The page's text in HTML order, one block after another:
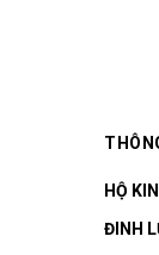
HỘ
ĐINH